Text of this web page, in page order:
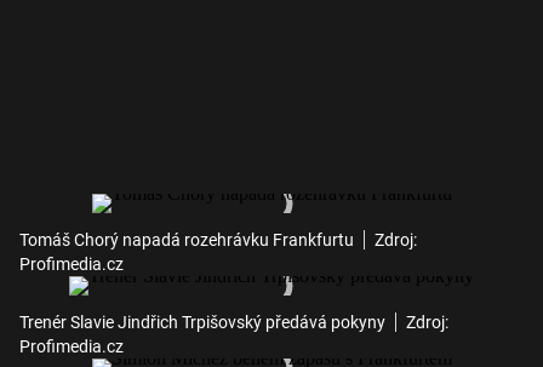
Tomáš Chorý napadá rozehrávku Frankfurtu
Zdroj:
Profimedia.cz
Trenér Slavie Jindřich Trpišovský předává pokyny
Zdroj:
Profimedia.cz